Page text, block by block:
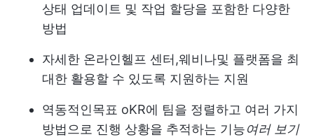
상태 업데이트 및 작업 할당을 포함한 다양한
방법
자세한 온라인헬프 센터 ,웨비나및 플랫폼을 최
대한 활용할 수 있도록 지원하는 지원
역동적인목표 oKR에 팀을 정렬하고 여러 가지
방법으로 진행 상황을 추적하는 기능여러 보기